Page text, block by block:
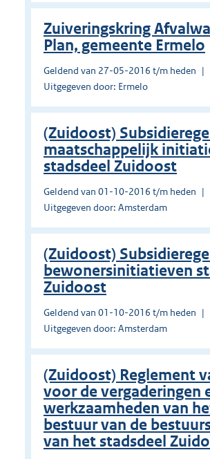
Zuiveringskring
Plan, gemeente Ermelo
Geldend van 27-05-2016 t/m heden
Uitgegeven door: Ermelo
(Zuidoost)
maatschappelijk
stadsdeel Zuidoost
Geldend van 01-10-2016 t/m heden
Uitgegeven door: Amsterdam
(Zuidoost)
bewonersinitiatieven
Zuidoost
Geldend van 01-10-2016 t/m heden
Uitgegeven door: Amsterdam
(Zuidoost) Reglement
voor de vergaderingen
werkzaamheden van
bestuur van de
van het stadsdeel